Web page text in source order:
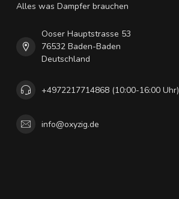
Alles was Dampfer brauchen
Ooser Hauptstrasse 53
76532 Baden-Baden
Deutschland
+4972217714868 (10:00-16:00 Uhr)
info@oxyzig.de